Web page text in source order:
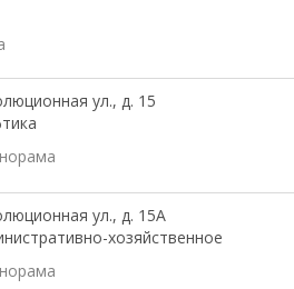
ул., д. 15
ул., д. 15А
хозяйственное